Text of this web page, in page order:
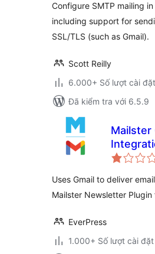
Configure SMTP mailing in
including support for
SSL/TLS (such as Gmail).
Scott Reilly
6.000+ Số lượt cài đặt
Đã kiểm tra với 6.5.9
Mailster
Uses Gmail to deliver
Mailster Newsletter Plugin
EverPress
1.000+ Số lượt cài đặt